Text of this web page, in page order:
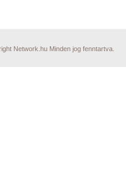
Network.hu Minden jog fenntartva.